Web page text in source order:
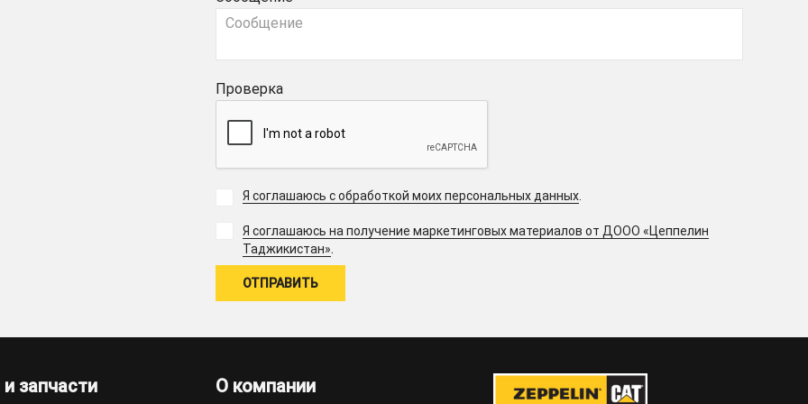
Проверка
Я соглашаюсь с обработкой моих персональных данных
Я соглашаюсь на получение маркетинговых материалов от ДООО «Цеппелин
Таджикистан».
запчасти О компании